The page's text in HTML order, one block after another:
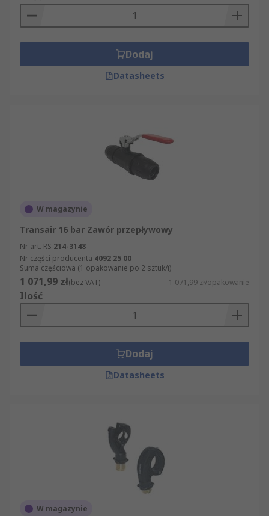
Dodaj
Datasheets
W magazynie
Transair 16 bar Zawór przepływowy
Nr art. RS 214-3148
Nr części producenta 4092 25 00
Suma częściowa (1 opakowanie po 2 sztuk/i)
1 071,99 zł(bez VAT) 1 071,99 zł/opakowanie
Ilość
Dodaj
Datasheets
W magazynie